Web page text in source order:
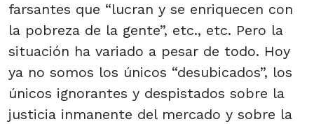
farsantes que “lucran y se enriquecen con
la pobreza de la gente”, etc., etc. Pero la
situación ha variado a pesar de todo. Hoy
ya no somos los únicos “desubicados”, los
únicos ignorantes y despistados sobre la
justicia inmanente del mercado y sobre la